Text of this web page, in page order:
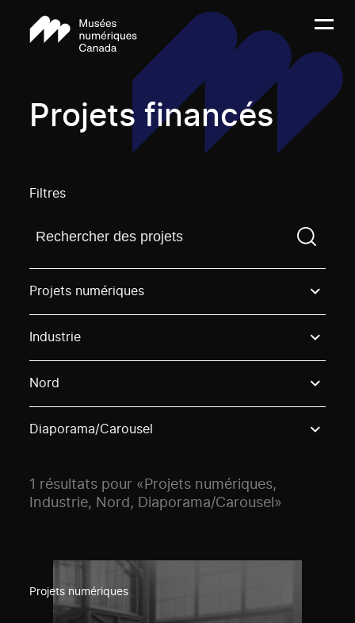
Projets financés
Filtres
Trouvez un projetVous devez saisir un terme de
Projets numériques
Industrie
Nord
Diaporama/Carousel
1 résultats pour «Projets numériques,
Industrie, Nord, Diaporama/Carousel»
Projets numériques